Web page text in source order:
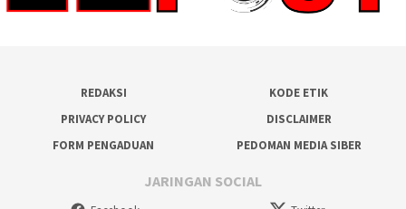
REDAKSI
KODE ETIK
PRIVACY POLICY
DISCLAIMER
FORM PENGADUAN
PEDOMAN MEDIA SIBER
JARINGAN SOCIAL